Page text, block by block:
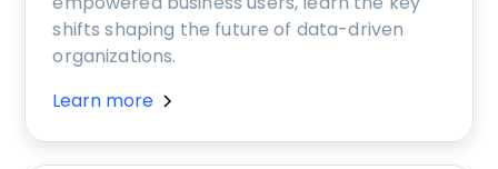
shifts shaping the future of data-driven
organizations.
Learn more